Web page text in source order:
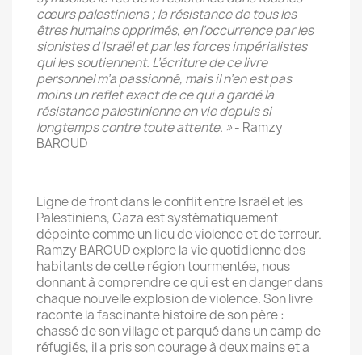
cœurs palestiniens ; la résistance de tous les
êtres humains opprimés, en l’occurrence par les
sionistes d’Israël et par les forces impérialistes
qui les soutiennent. L’écriture de ce livre
personnel m’a passionné, mais il n’en est pas
moins un reflet exact de ce qui a gardé la
résistance palestinienne en vie depuis si
longtemps contre toute attente. »- Ramzy
BAROUD
Ligne de front dans le conflit entre Israël et les
Palestiniens, Gaza est systématiquement
dépeinte comme un lieu de violence et de terreur.
Ramzy BAROUD explore la vie quotidienne des
habitants de cette région tourmentée, nous
donnant à comprendre ce qui est en danger dans
chaque nouvelle explosion de violence. Son livre
raconte la fascinante histoire de son père :
chassé de son village et parqué dans un camp de
réfugiés, il a pris son courage à deux mains et a